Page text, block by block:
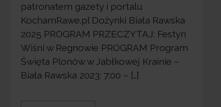
patronatem gazety i portalu
KochamRawe.pl Dożynki Biała Rawska
2025 PROGRAM PRZECZYTAJ: Festyn
Wiśni w Regnowie PROGRAM Program
Święta Plonów w Jabłkowej Krainie –
Biała Rawska 2023: 7:00 – […]